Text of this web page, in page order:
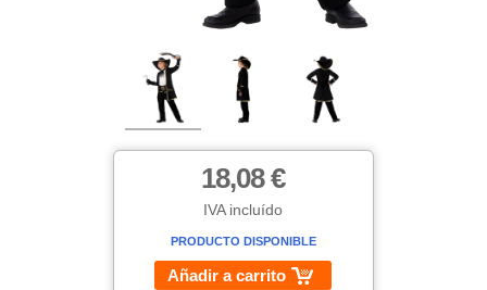
18,08 €
IVA incluído
PRODUCTO DISPONIBLE
Añadir a carrito